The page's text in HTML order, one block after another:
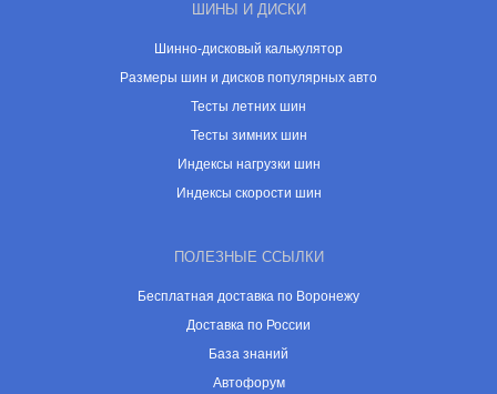
ШИНЫ И ДИСКИ
Шинно-дисковый калькулятор
Размеры шин и дисков популярных авто
Тесты летних шин
Тесты зимних шин
Индексы нагрузки шин
Индексы скорости шин
ПОЛЕЗНЫЕ ССЫЛКИ
Бесплатная доставка по Воронежу
Доставка по России
База знаний
Автофорум